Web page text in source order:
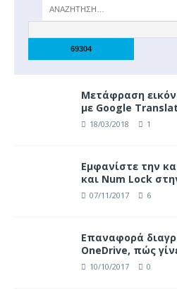
Μετάφραση
με Google
18/03/2018 1
Eμφανίστε την
και Num Lock
07/11/2017 6
Επαναφορά
OneDrive, πώς
10/10/2017 0